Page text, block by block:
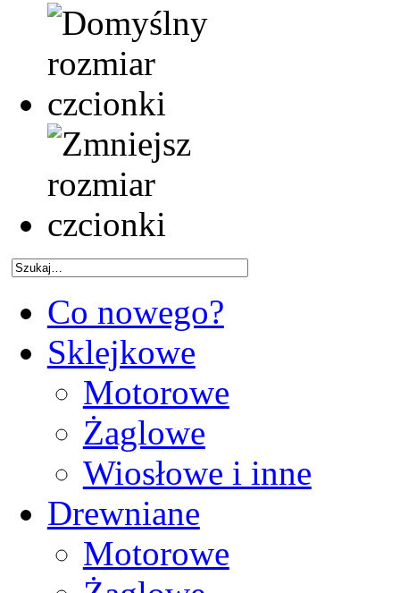
Co nowego?
Sklejkowe
Motorowe
Żaglowe
Wiosłowe i inne
Drewniane
Motorowe